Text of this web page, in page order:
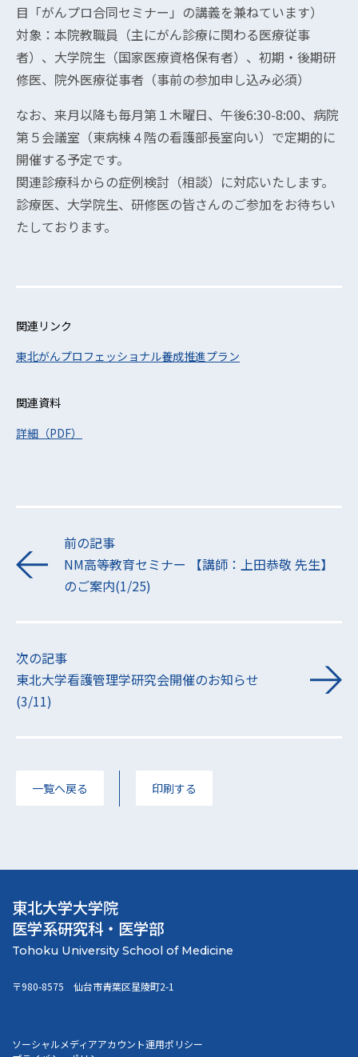
目「がんプロ合同セミナー」の講義を兼ねています）
対象：本院教職員（主にがん診療に関わる医療従事
者）、大学院生（国家医療資格保有者）、初期・後期研
修医、院外医療従事者（事前の参加申し込み必須）
なお、来月以降も毎月第１木曜日、午後6:30-8:00、病院
第５会議室（東病棟４階の看護部長室向い）で定期的に
開催する予定です。
関連診療科からの症例検討（相談）に対応いたします。
診療医、大学院生、研修医の皆さんのご参加をお待ちい
たしております。
関連リンク
東北がんプロフェッショナル養成推進プラン
関連資料
詳細（PDF）
前の記事
NM高等教育セミナー 【講師：上田恭敬 先生】
のご案内(1/25)
次の記事
東北大学看護管理学研究会開催のお知らせ
(3/11)
一覧へ戻る 印刷する
東北大学大学院
医学系研究科・医学部
〒980-8575 仙台市青葉区星陵町2-1
ソーシャルメディアアカウント運用ポリシー